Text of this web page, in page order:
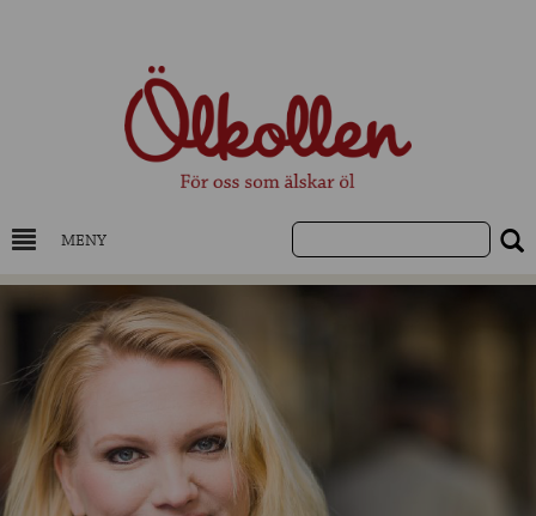
MENY
NYHETER
UTVALDA ÖL
UTVALDA CIDER